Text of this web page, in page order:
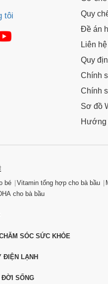
tôi
Quy
Đề án
Liên hệ
Quy
Chính
Chính
Sơ đồ
Hướng
bé
Vitamin tổng hợp cho bà bầu
cho bà bầu
SÓC SỨC KHỎE
ĐIỆN LẠNH
ĐỜI SỐNG